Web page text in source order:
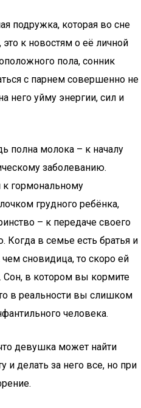
подружка, которая во сне
к новостям о её личной
пола, сонник
с парнем совершенно не
него уйму энергии, сил и
полна молока – к началу
заболеванию.
к гормональному
грудного ребёнка,
– к передаче своего
в семье есть братья и
сновидица, то скоро ей
Сон, в котором вы кормите
в реальности вы слишком
человека.
девушка может найти
и делать за него все, но при